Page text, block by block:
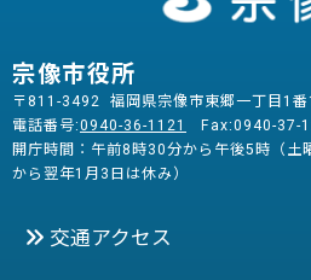
宗像市役所
〒811-3492 福岡県宗像市東郷一丁目1
電話番号:0940-36-1121
Fax:0940-37-
開庁時間：午前8時30分から午後5時（土
から翌年1月3日は休み）
交通アクセス